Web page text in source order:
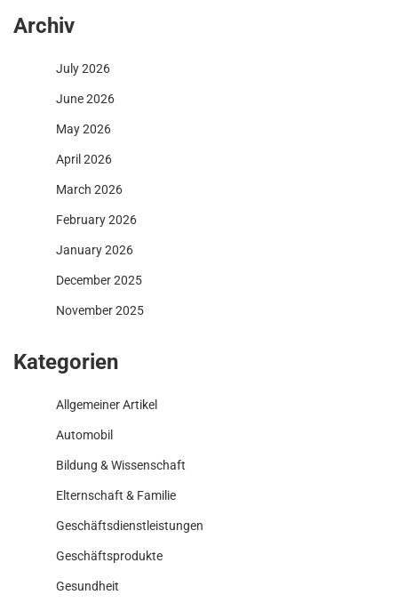
Archiv
July 2026
June 2026
May 2026
April 2026
March 2026
February 2026
January 2026
December 2025
November 2025
Kategorien
Allgemeiner Artikel
Automobil
Bildung & Wissenschaft
Elternschaft & Familie
Geschäftsdienstleistungen
Geschäftsprodukte
Gesundheit